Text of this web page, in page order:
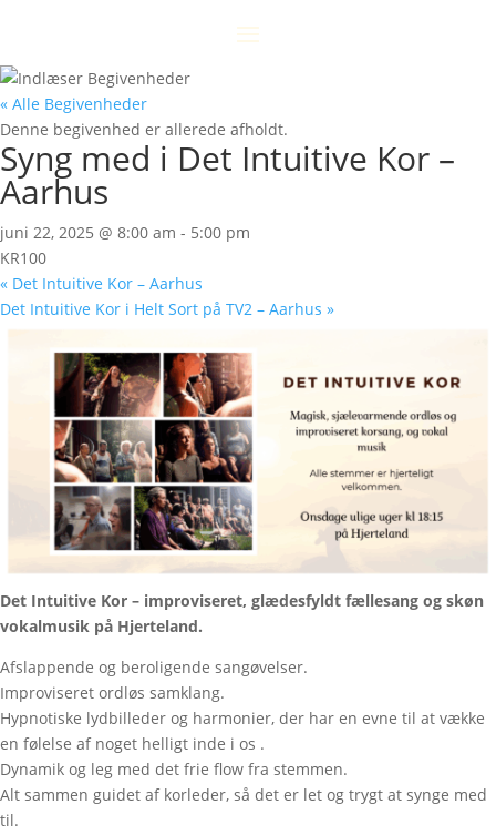
« Alle Begivenheder
Denne begivenhed er allerede afholdt.
Syng med i Det Intuitive Kor –
Aarhus
juni 22, 2025 @ 8:00 am - 5:00 pm
KR100
« Det Intuitive Kor – Aarhus
Det Intuitive Kor i Helt Sort på TV2 – Aarhus »
Det Intuitive Kor – improviseret, glædesfyldt fællesang og skøn
vokalmusik på Hjerteland.
Afslappende og beroligende sangøvelser.
Improviseret ordløs samklang.
Hypnotiske lydbilleder og harmonier, der har en evne til at vække
en følelse af noget helligt inde i os .
Dynamik og leg med det frie flow fra stemmen.
Alt sammen guidet af korleder, så det er let og trygt at synge med
til.